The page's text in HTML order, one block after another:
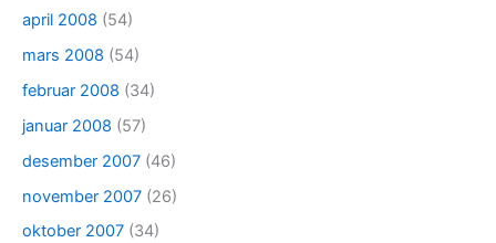
april 2008 (54)
mars 2008 (54)
februar 2008 (34)
januar 2008 (57)
desember 2007 (46)
november 2007 (26)
oktober 2007 (34)